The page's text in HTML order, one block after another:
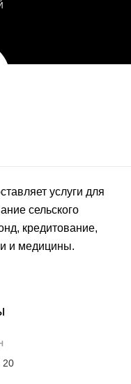
услуги для
сельского
кредитование,
и медицины.
20